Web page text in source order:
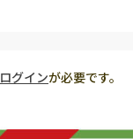
ログインが必要です。